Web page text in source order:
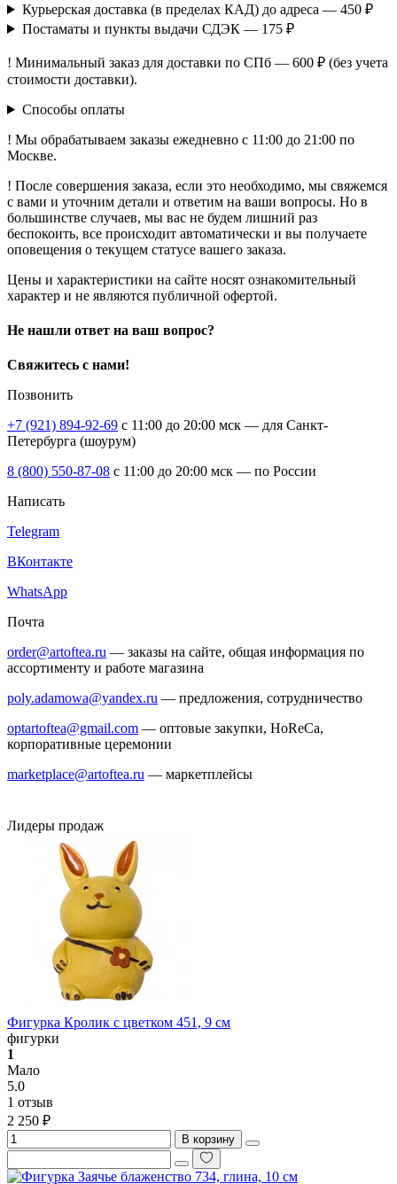
Курьерская доставка (в пределах КАД) до адреса — 450 ₽
Постаматы и пункты выдачи СДЭК — 175 ₽
! Минимальный заказ для доставки по СПб — 600 ₽ (без учета
стоимости доставки).
Способы оплаты
! Мы обрабатываем заказы ежедневно с 11:00 до 21:00 по
Москве.
! После совершения заказа, если это необходимо, мы свяжемся
с вами и уточним детали и ответим на ваши вопросы. Но в
большинстве случаев, мы вас не будем лишний раз
беспокоить, все происходит автоматически и вы получаете
оповещения о текущем статусе вашего заказа.
Цены и характеристики на сайте носят ознакомительный
характер и не являются публичной офертой.
Не нашли ответ на ваш вопрос?
Свяжитесь с нами!
Позвонить
+7 (921) 894-92-69 c 11:00 до 20:00 мск — для Санкт-
Петербурга (шоурум)
8 (800) 550-87-08 c 11:00 до 20:00 мск — по России
Написать
Telegram
ВКонтакте
WhatsApp
Почта
order@artoftea.ru — заказы на сайте, общая информация по
ассортименту и работе магазина
poly.adamowa@yandex.ru — предложения, сотрудничество
optartoftea@gmail.com — оптовые закупки, HoReCa,
корпоративные церемонии
marketplace@artoftea.ru — маркетплейсы
Лидеры продаж
Фигурка Кролик с цветком 451, 9 см
фигурки
1
Мало
5.0
1 отзыв
2 250 ₽
В корзину